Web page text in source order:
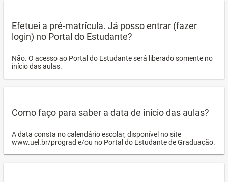
Efetuei a pré-matrícula. Já posso entrar (fazer
login) no Portal do Estudante?
Não. O acesso ao Portal do Estudante será liberado somente no
início das aulas.
Como faço para saber a data de início das aulas?
A data consta no calendário escolar, disponível no site
www.uel.br/prograd e/ou no Portal do Estudante de Graduação.